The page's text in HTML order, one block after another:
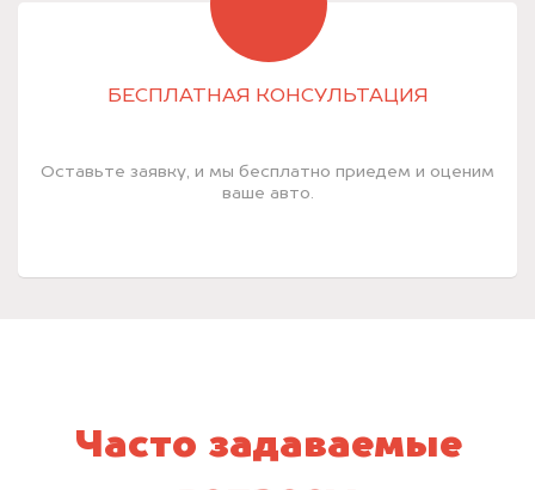
БЕСПЛАТНАЯ КОНСУЛЬТАЦИЯ
Оставьте заявку, и мы бесплатно приедем и оценим
ваше авто.
Часто задаваемые